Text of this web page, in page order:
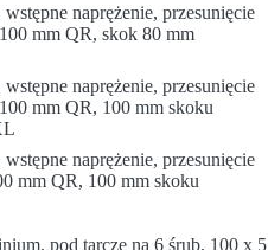
naprężenie, przesunięcie
mm QR, skok 80 mm
naprężenie, przesunięcie
mm QR, 100 mm skoku
naprężenie, przesunięcie
mm QR, 100 mm skoku
pod tarczę na 6 śrub, 100 x 5